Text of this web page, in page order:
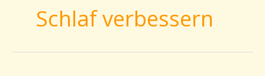
Schlaf verbessern